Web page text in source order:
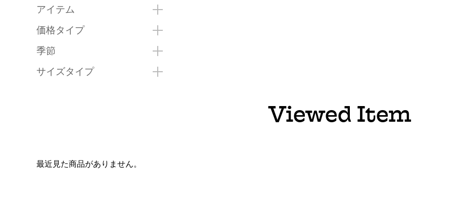
アイテム
価格タイプ
季節
サイズタイプ
Viewed Item
最近見た商品がありません。